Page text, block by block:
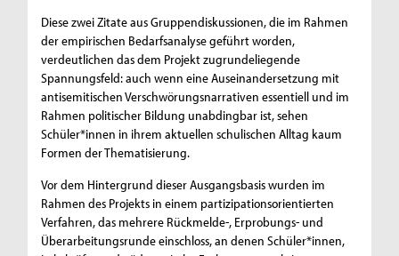
Diese zwei Zitate aus Gruppendiskussionen, die im Rahmen
der empirischen Bedarfsanalyse geführt worden,
verdeutlichen das dem Projekt zugrundeliegende
Spannungsfeld: auch wenn eine Auseinandersetzung mit
antisemitischen Verschwörungsnarrativen essentiell und im
Rahmen politischer Bildung unabdingbar ist, sehen
Schüler*innen in ihrem aktuellen schulischen Alltag kaum
Formen der Thematisierung.
Vor dem Hintergrund dieser Ausgangsbasis wurden im
Rahmen des Projekts in einem partizipationsorientierten
Verfahren, das mehrere Rückmelde-, Erprobungs- und
Überarbeitungsrunde einschloss, an denen Schüler*innen,